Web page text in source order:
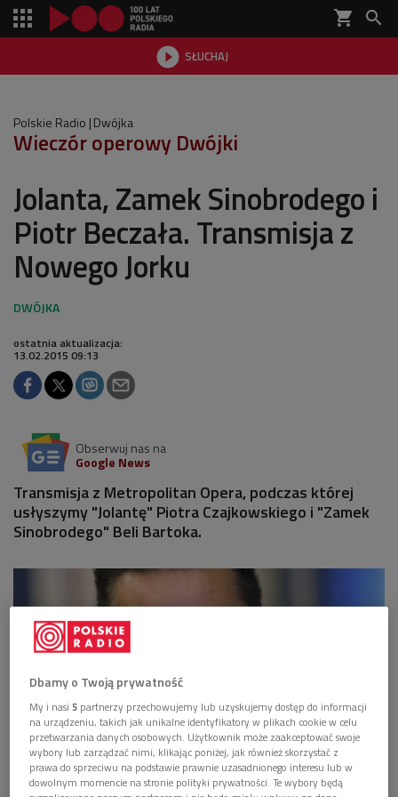
shopping_cart 
 SŁUCHAJ

Polskie Radio Dwójka
Wieczór operowy Dwójki
Jolanta, Zamek Sinobrodego i
Piotr Beczała. Transmisja z
Nowego Jorku
ostatnia aktualizacja:
13.02.2015 09:13
Obserwuj nas na
Google News
Transmisja z Metropolitan Opera, podczas której
usłyszymy "Jolantę" Piotra Czajkowskiego i "Zamek
Sinobrodego" Beli Bartoka.
Piotr Beczała (na zdj.) wystąpi w "Jolancie" Piotra Czajkowskiego m.in. u boku
Dbamy o Twoją prywatność
My i nasi5 partnerzy przechowujemy lub uzyskujemy dostęp do informacji
na urządzeniu, takich jak unikalne identyfikatory w plikach cookie w celu
przetwarzania danych osobowych. Użytkownik może zaakceptować swoje
wybory lub zarządzać nimi, klikając poniżej, jak również skorzystać z
prawa do sprzeciwu na podstawie prawnie uzasadnionego interesu lub w
dowolnym momencie na stronie polityki prywatności. Te wybory będą